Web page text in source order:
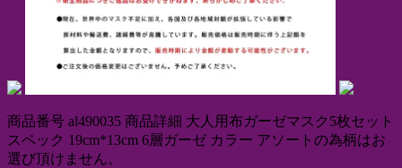
商品番号 al490035 商品詳細 大人用布ガーゼマスク5枚セット
スペック 19cm*13cm 6層ガーゼ カラー アソートの為柄はお
選び頂けません。